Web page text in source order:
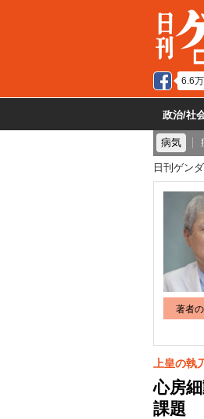
6.6万
政治/社
病気
日刊ゲン
著者
上皇の執
心房
課題